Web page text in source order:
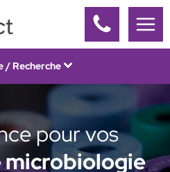
pour vos
/ Recherche